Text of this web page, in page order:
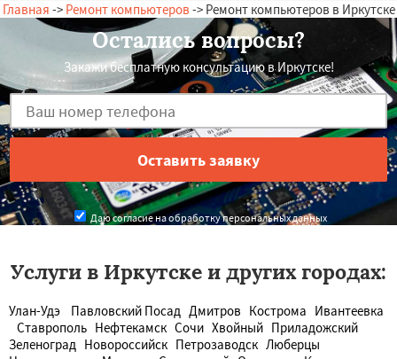
Главная -> Ремонт компьютеров -> Ремонт компьютеров в Иркутске
Остались вопросы?
Закажи бесплатную консультацию в Иркутске!
Даю согласие на обработку персональных данных
Услуги в Иркутске и других городах:
Улан-Удэ Павловский Посад Дмитров Кострома Ивантеевка
Ставрополь Нефтекамск Сочи Хвойный Приладожский
Зеленоград Новороссийск Петрозаводск Люберцы